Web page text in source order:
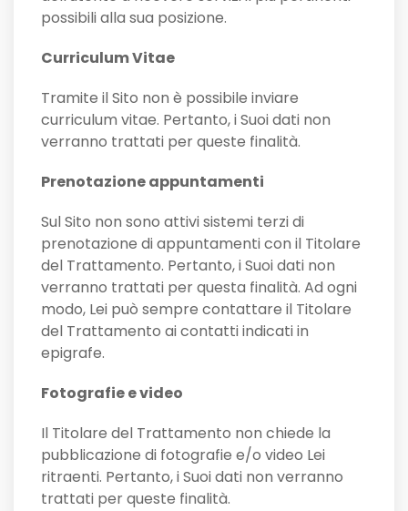
possibili alla sua posizione.
Curriculum Vitae
Tramite il Sito non è possibile inviare
curriculum vitae. Pertanto, i Suoi dati non
verranno trattati per queste finalità.
Prenotazione appuntamenti
Sul Sito non sono attivi sistemi terzi di
prenotazione di appuntamenti con il Titolare
del Trattamento. Pertanto, i Suoi dati non
verranno trattati per questa finalità. Ad ogni
modo, Lei può sempre contattare il Titolare
del Trattamento ai contatti indicati in
epigrafe.
Fotografie e video
Il Titolare del Trattamento non chiede la
pubblicazione di fotografie e/o video Lei
ritraenti. Pertanto, i Suoi dati non verranno
trattati per queste finalità.